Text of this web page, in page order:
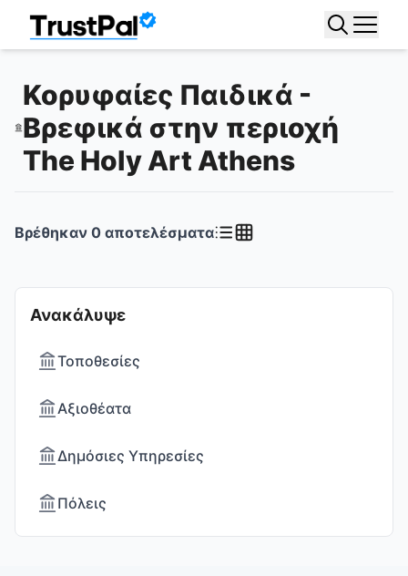
Κορυφαίες Παιδικά -
Βρεφικά στην περιοχή
The Holy Art Athens
Ανακάλυψε
Τοποθεσίες
Αξιοθέατα
Δημόσιες Υπηρεσίες
Πόλεις
Βρέθηκαν 0 αποτελέσματα